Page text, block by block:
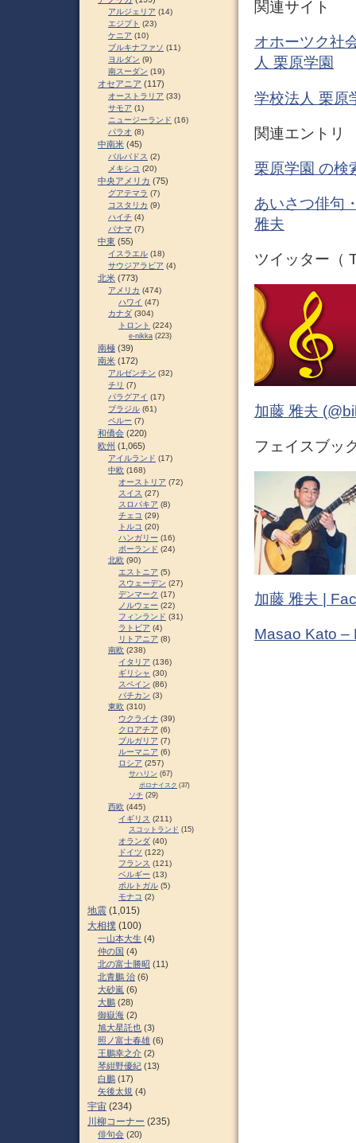
関連サイト
オホーツク社
人 栗原学園
学校法人 栗原
関連エント
栗原学園 の検
あいさつ俳句
雅夫
ツイッター（
加藤 雅夫
フェイスブッ
加藤 雅夫 |
Masao Kato –
アルジェリア (14)
エジプト (23)
ケニア (10)
ブルキナファソ (11)
ヨルダン (9)
南スーダン (19)
オセアニア (117)
オーストラリア (33)
サモア (1)
ニュージーランド (16)
パラオ (8)
中南米 (45)
バルバドス (2)
メキシコ (20)
中央アメリカ (75)
グアテマラ (7)
コスタリカ (9)
ハイチ (4)
パナマ (7)
中東 (55)
イスラエル (18)
サウジアラビア (4)
北米 (773)
アメリカ (474)
ハワイ (47)
カナダ (304)
トロント (224)
e-nikka (223)
南極 (39)
南米 (172)
アルゼンチン (32)
チリ (7)
パラグアイ (17)
ブラジル (61)
ペルー (7)
和僑会 (220)
欧州 (1,065)
アイルランド (17)
中欧 (168)
オーストリア (72)
スイス (27)
スロパキア (8)
チェコ (29)
トルコ (20)
ハンガリー (16)
ポーランド (24)
北欧 (90)
エストニア (5)
スウェーデン (27)
デンマーク (17)
ノルウェー (22)
フィンランド (31)
ラトビア (4)
リトアニア (8)
南欧 (238)
イタリア (136)
ギリシャ (30)
スペイン (86)
バチカン (3)
東欧 (310)
ウクライナ (39)
クロアチア (6)
ブルガリア (7)
ルーマニア (6)
ロシア (257)
サハリン (67)
ポロナイスク (37)
ソチ (29)
西欧 (445)
イギリス (211)
スコットランド (15)
オランダ (40)
ドイツ (122)
フランス (121)
ベルギー (13)
ポルトガル (5)
モナコ (2)
地震 (1,015)
大相撲 (100)
一山本大生 (4)
仲の国 (4)
北の富士勝昭 (11)
北青鵬 治 (6)
大砂嵐 (6)
大鵬 (28)
御嶽海 (2)
旭大星託也 (3)
照ノ富士春雄 (6)
王鵬幸之介 (2)
琴紺野優紀 (13)
白鵬 (17)
矢後太規 (4)
宇宙 (234)
川柳コーナー (235)
俳句会 (20)